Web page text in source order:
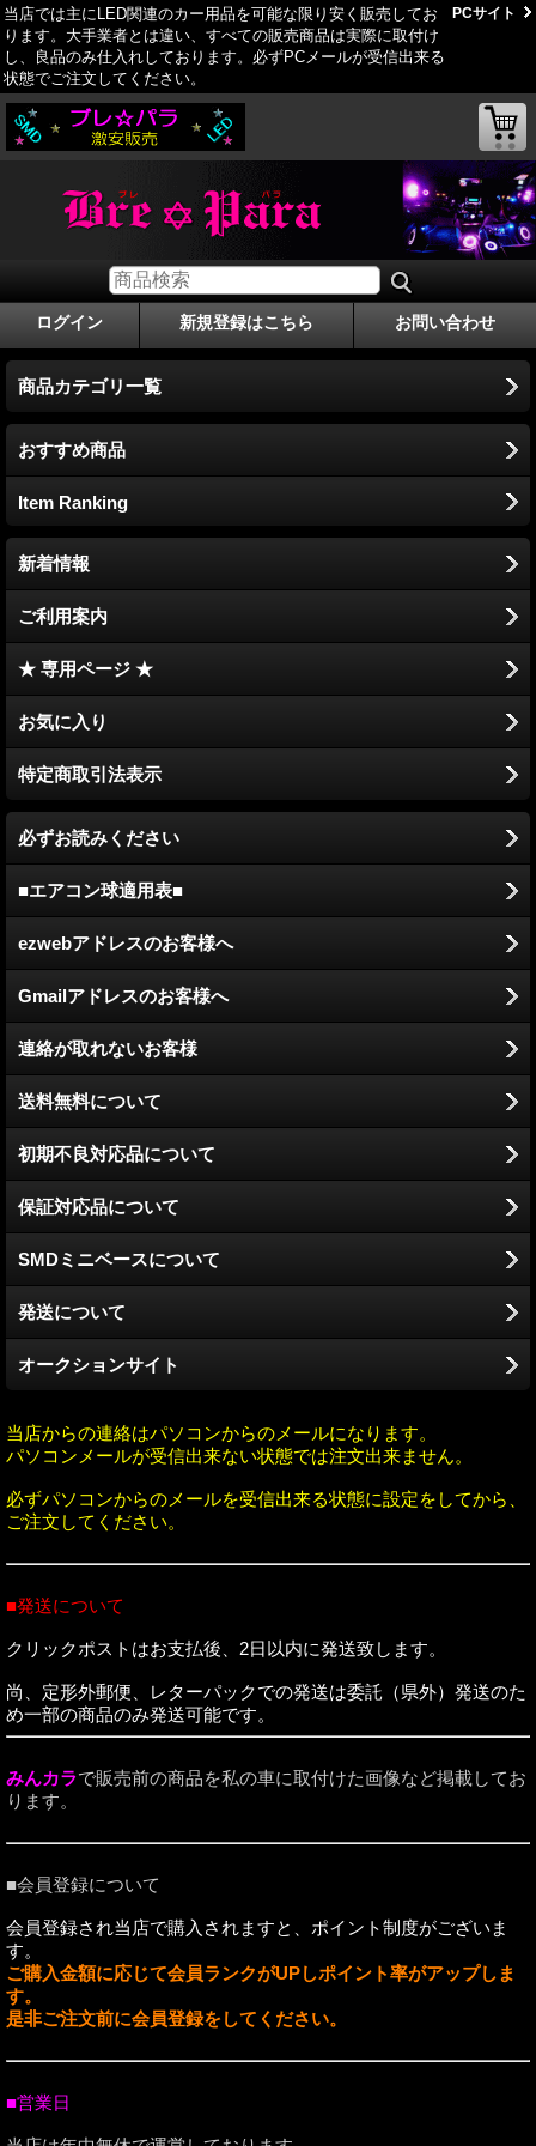
当店では主にLED関連のカー用品を可能な限り安く販売してお
ります。大手業者とは違い、すべての販売商品は実際に取付け
し、良品のみ仕­入れしております。必ずPCメールが受信出来る
状態でご注文してください。
PCサイト
ログイン 新規登録はこちら お問い合わせ
商品カテゴリ一覧
おすすめ商品
Item Ranking
新着情報
ご利用案内
★ 専用ページ ★
お気に入り
特定商取引法表示
必ずお読みください
■エアコン球適用表■
ezwebアドレスのお客様へ
Gmailアドレスのお客様へ
連絡が取れないお客様
送料無料について
初期不良対応品について
保証対応品について
SMDミニベースについて
発送について
オークションサイト
当店からの連絡はパソコンからのメールになります。
パソコンメールが受信出来ない状態では注文出来ません。
必ずパソコンからのメールを受信出来る状態に設定をしてから、
ご注文してください。
■発送について
クリックポストはお支払後、2日以内に発送致します。
尚、定形外郵便、レターパックでの発送は委託（県外）発送のた
め一部の商品のみ発送可能です。
みんカラで販売前の商品を私の車に取付けた画像など掲載してお
ります。
■会員登録について
会員登録され当店で購入されますと、ポイント制度がございま
す。
ご購入金額に応じて会員ランクがUPしポイント率がアップしま
す。
是非ご注文前に会員登録をしてください。
■営業日